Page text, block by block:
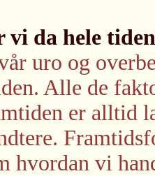
da hele
uro og
Alle de
er alltid
hvordan vi